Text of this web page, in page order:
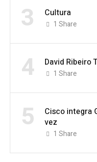
3 Cultura
1 Share
4 David Ribeiro
1 Share
5
Cisco integra
vez
1 Share